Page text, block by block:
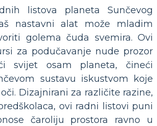
listova planeta Sunčevog
nastavni alat može mladim
golema čuda svemira. Ovi
za podučavanje nude prozor
svijet osam planeta, čineći
sustavu iskustvom koje
Dizajnirani za različite razine,
ovi radni listovi puni
čaroliju prostora ravno u